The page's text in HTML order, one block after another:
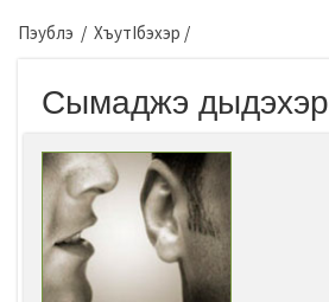
Пэублэ / ХъутIбэхэр /
Сымаджэ дыдэхэр